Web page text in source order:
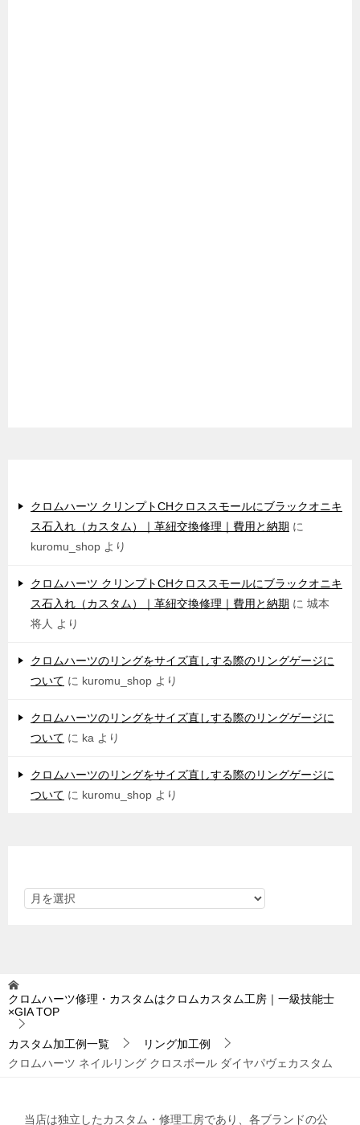
クロムハーツ クリンプトCHクロススモールにブラックオニキ
ス石入れ（カスタム）｜革紐交換修理｜費用と納期 に
kuromu_shop より
クロムハーツ クリンプトCHクロススモールにブラックオニキ
ス石入れ（カスタム）｜革紐交換修理｜費用と納期 に 城本
将人 より
クロムハーツのリングをサイズ直しする際のリングゲージに
ついて に kuromu_shop より
クロムハーツのリングをサイズ直しする際のリングゲージに
ついて に ka より
クロムハーツのリングをサイズ直しする際のリングゲージに
ついて に kuromu_shop より
クロムハーツ修理・カスタムはクロムカスタム工房｜一級技能士
×GIATOP
カスタム加工例一覧
リング加工例
クロムハーツ ネイルリング クロスボール ダイヤパヴェカスタム
当店は独立したカスタム・修理工房であり、各ブランドの公